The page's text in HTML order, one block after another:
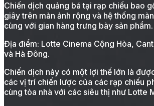
Chiến dịch quảng bá tại rạp chiếu bao
giây trên màn ảnh rộng và hệ thống
cùng với gian hàng trưng bày sản phẩm.
Địa điểm: Lotte Cinema Cộng Hòa,
và Hà Đông.
Chiến dịch này có một lợi thế lớn là
các vị trí chiến lược của các rạp chiếu
cùng tòa nhà với các siêu thị như Lotte